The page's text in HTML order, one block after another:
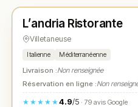
★ N° 1
L’andria Ristorante
Villetaneuse
Italienne Méditerranéenne
Livraison :Non renseignée
Réservation en ligne :Non
★★★★★4.9/5· 79 avis Google